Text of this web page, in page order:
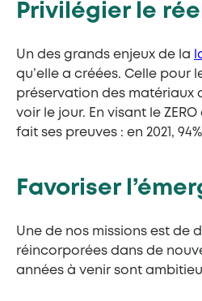
Privilégier le
Un des grands enjeux de la
qu’elle a créées. Celle pour
préservation des matériaux
voir le jour. En visant le
fait ses preuves : en 2021,
Favoriser
Une de nos missions est de
réincorporées dans de
années à venir sont